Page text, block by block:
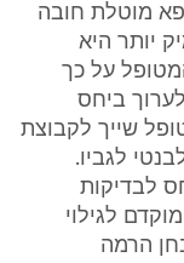
מוטלת חובה
יותר היא
על כך
ביחס
שייך לקבוצת
לגביו.
לבדיקות
לגילוי
הרמה